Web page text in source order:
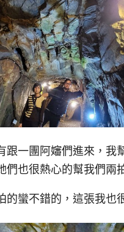
跟一團阿嬸們進來，我
們也很熱心的幫我們兩
的蠻不錯的，這張我也